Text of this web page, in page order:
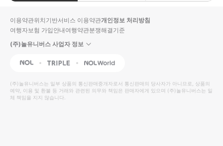
이용약관위치기반서비스 이용약관개인정보 처리방침
여행자보험 가입안내여행약관분쟁해결기준
(주)놀유니버스 사업자 정보
NOL Triple Interpark Global
(주)놀유니버스는 일부 상품의 통신판매중개자로서 통신판매의 당사자가 아니므로, 상품의
예약, 이용 및 환불 등 거래와 관련된 의무와 책임은 판매자에게 있으며 (주)놀유니버스는 일
체 책임을 지지 않습니다.